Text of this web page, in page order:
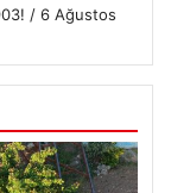
/ 6 Ağustos